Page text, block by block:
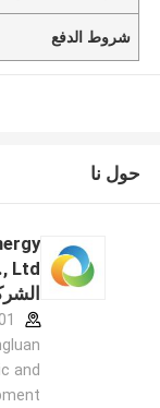
شروط الدفع
حول نا
and